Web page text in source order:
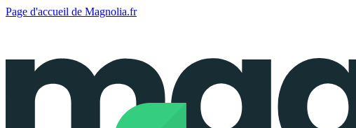
Page d'accueil de Magnolia.fr